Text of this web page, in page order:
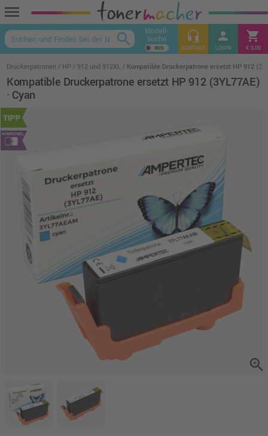
menu
keyboard_arrow_up
search Modell-
suche headset_mic
KONTAKT
person
LOGIN
shopping_cart
€ 0,00
Druckerpatronen HP 912 und 912XL Kompatible Druckerpatrone ersetzt HP 912
Kompatible Druckerpatrone ersetzt HP 912 (3YL77AE)
· Cyan
zoom_in